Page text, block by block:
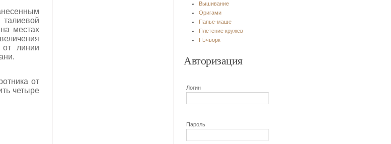
местах
от линии
от
четыре
Вышивание
Оригами
Папье-маше
Плетение кружев
Пэчворк
Авторизация
Логин
Пароль